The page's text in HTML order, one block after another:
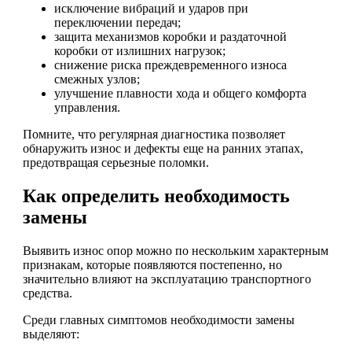
исключение вибраций и ударов при
переключении передач;
защита механизмов коробки и раздаточной
коробки от излишних нагрузок;
снижение риска преждевременного износа
смежных узлов;
улучшение плавности хода и общего комфорта
управления.
Помните, что регулярная диагностика позволяет
обнаружить износ и дефекты еще на ранних этапах,
предотвращая серьезные поломки.
Как определить необходимость
замены
Выявить износ опор можно по нескольким характерным
признакам, которые появляются постепенно, но
значительно влияют на эксплуатацию транспортного
средства.
Среди главных симптомов необходимости замены
выделяют: